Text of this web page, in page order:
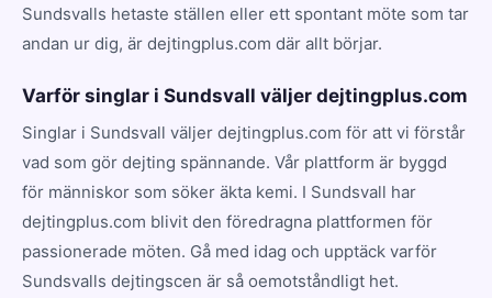
Sundsvalls hetaste ställen eller ett spontant möte som tar
andan ur dig, är dejtingplus.com där allt börjar.
Varför singlar i Sundsvall väljer dejtingplus.com
Singlar i Sundsvall väljer dejtingplus.com för att vi förstår
vad som gör dejting spännande. Vår plattform är byggd
för människor som söker äkta kemi. I Sundsvall har
dejtingplus.com blivit den föredragna plattformen för
passionerade möten. Gå med idag och upptäck varför
Sundsvalls dejtingscen är så oemotståndligt het.